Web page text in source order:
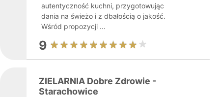
autentyczność kuchni, przygotowując
dania na świeżo i z dbałością o jakość.
Wśród propozycji ...
9
ZIELARNIA Dobre Zdrowie -
Starachowice